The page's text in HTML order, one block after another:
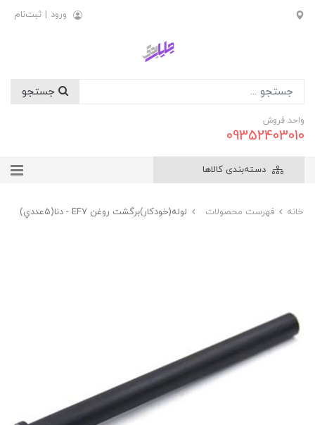
ورود | ثبت‌نام
واحد فروش
09352403010
دسته‌بندی کالاها
خانه فهرست محصولات لوله(خودکار)برگشت روغن EF7 - دنا(5عددي)